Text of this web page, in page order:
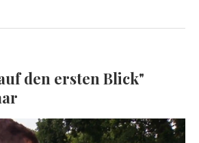
den ersten Blick"